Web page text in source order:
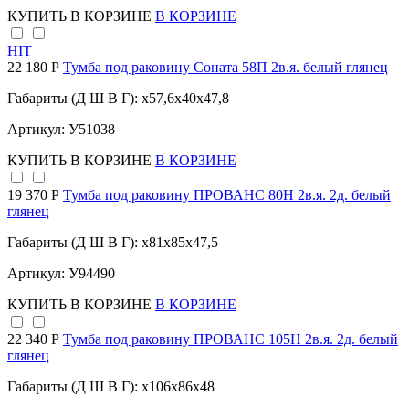
КУПИТЬ В КОРЗИНЕ В КОРЗИНЕ
HIT
22 180 Р Тумба под раковину Соната 58П 2в.я. белый глянец
Габариты (Д Ш В Г): x57,6x40x47,8
Артикул: У51038
КУПИТЬ В КОРЗИНЕ В КОРЗИНЕ
19 370 Р Тумба под раковину ПРОВАНС 80Н 2в.я. 2д. белый
глянец
Габариты (Д Ш В Г): x81x85x47,5
Артикул: У94490
КУПИТЬ В КОРЗИНЕ В КОРЗИНЕ
22 340 Р Тумба под раковину ПРОВАНС 105Н 2в.я. 2д. белый
глянец
Габариты (Д Ш В Г): x106x86x48